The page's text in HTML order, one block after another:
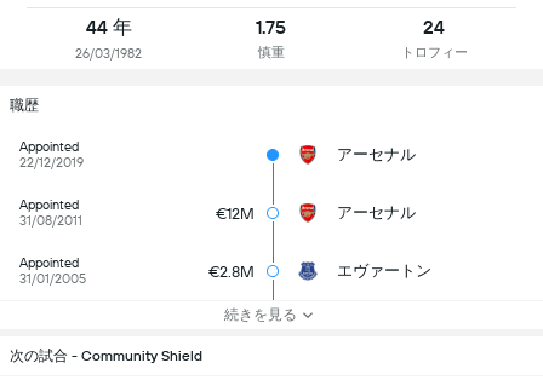
44 年
26/03/1982
1.75
慎重
24
トロフィー
次の試合 - Community Shield
職歴
Appointed
22/12/2019
アーセナル
Appointed
31/08/2011
€12M アーセナル
Appointed
31/01/2005
€2.8M エヴァートン
続きを見る